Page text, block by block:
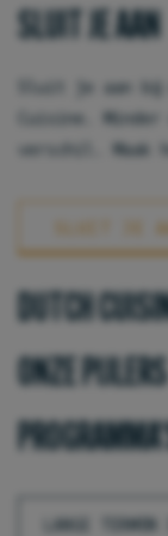
DUTCH
ONZE PIJLERS
SLUIT JE AAN
Sluit je aan
Cuisine.
verschil. Maak
SLUIT JE
LANGE TERMIJN